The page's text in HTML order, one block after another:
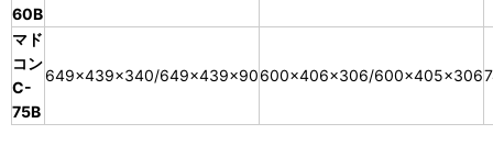
60B
マド
コン
C-
75B
649×439×340/649×439×90600×406×306/600×405×306